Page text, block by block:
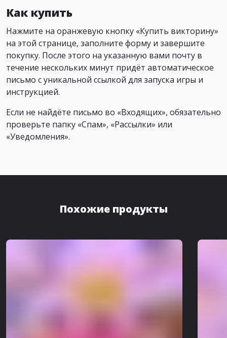
Как купить
Нажмите на оранжевую кнопку «Купить викторину»
на этой странице, заполните форму и завершите
покупку. После этого на указанную вами почту в
течение нескольких минут придёт автоматическое
письмо с уникальной ссылкой для запуска игры и
инструкцией.
Если не найдёте письмо во «Входящих», обязательно
проверьте папку «Спам», «Рассылки» или
«Уведомления».
Похожие продукты